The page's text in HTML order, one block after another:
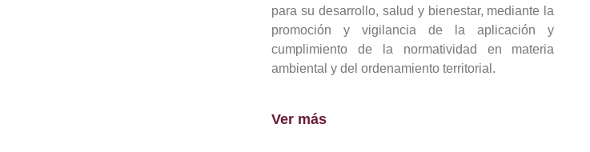
para su desarrollo, salud y bienestar, mediante la
promoción y vigilancia de la aplicación y
cumplimiento de la normatividad en materia
ambiental y del ordenamiento territorial.
Ver más